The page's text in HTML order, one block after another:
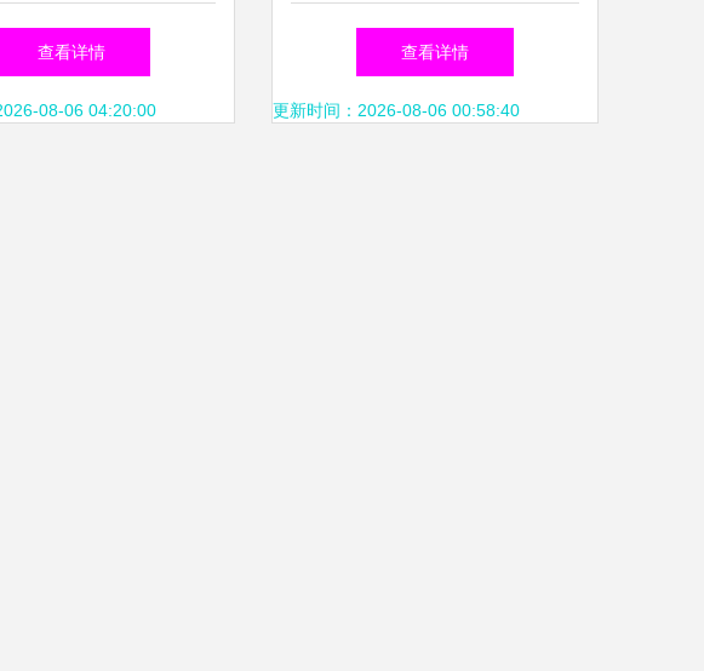
堂文化活动
查看详情
08-06 04:20:00
洁文化与艺术交流活动，提升
党员干警综合素质
查看详情
更新时间：2026-08-06 00:58:40